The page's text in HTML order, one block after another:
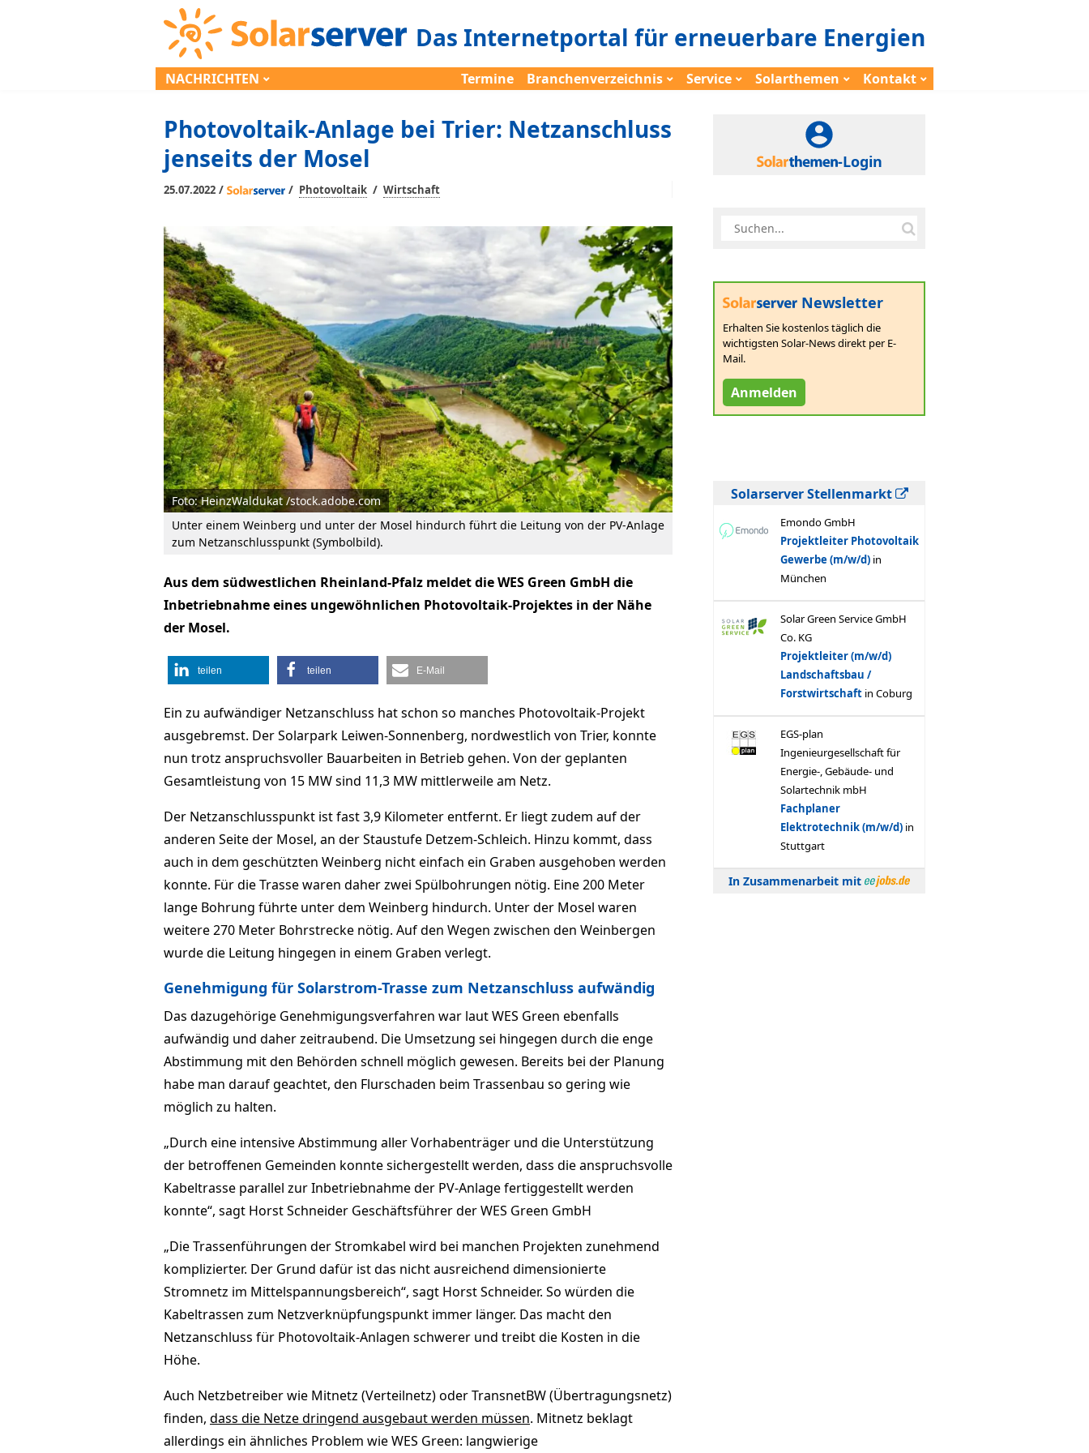
Das Internetportal für erneuerbare Energien
NACHRICHTEN Termine Branchenverzeichnis Service Solarthemen Kontakt
Photovoltaik-Anlage bei Trier: Netzanschluss
jenseits der Mosel
25.07.2022 / / Photovoltaik / Wirtschaft
Foto: HeinzWaldukat /stock.adobe.com
Unter einem Weinberg und unter der Mosel hindurch führt die Leitung von der PV-Anlage
zum Netzanschlusspunkt (Symbolbild).
Aus dem südwestlichen Rheinland-Pfalz meldet die WES Green GmbH die
Inbetriebnahme eines ungewöhnlichen Photovoltaik-Projektes in der Nähe
der Mosel.
teilen teilen E-Mail
Ein zu aufwändiger Netzanschluss hat schon so manches Photovoltaik-Projekt
ausgebremst. Der Solarpark Leiwen-Sonnenberg, nordwestlich von Trier, konnte
nun trotz anspruchsvoller Bauarbeiten in Betrieb gehen. Von der geplanten
Gesamtleistung von 15 MW sind 11,3 MW mittlerweile am Netz.
Der Netzanschlusspunkt ist fast 3,9 Kilometer entfernt. Er liegt zudem auf der
anderen Seite der Mosel, an der Staustufe Detzem-Schleich. Hinzu kommt, dass
auch in dem geschützten Weinberg nicht einfach ein Graben ausgehoben werden
konnte. Für die Trasse waren daher zwei Spülbohrungen nötig. Eine 200 Meter
lange Bohrung führte unter dem Weinberg hindurch. Unter der Mosel waren
weitere 270 Meter Bohrstrecke nötig. Auf den Wegen zwischen den Weinbergen
wurde die Leitung hingegen in einem Graben verlegt.
Genehmigung für Solarstrom-Trasse zum Netzanschluss aufwändig
Das dazugehörige Genehmigungsverfahren war laut WES Green ebenfalls
aufwändig und daher zeitraubend. Die Umsetzung sei hingegen durch die enge
Abstimmung mit den Behörden schnell möglich gewesen. Bereits bei der Planung
habe man darauf geachtet, den Flurschaden beim Trassenbau so gering wie
möglich zu halten.
„Durch eine intensive Abstimmung aller Vorhabenträger und die Unterstützung
der betroffenen Gemeinden konnte sichergestellt werden, dass die anspruchsvolle
Kabeltrasse parallel zur Inbetriebnahme der PV-Anlage fertiggestellt werden
konnte“, sagt Horst Schneider Geschäftsführer der WES Green GmbH
„Die Trassenführungen der Stromkabel wird bei manchen Projekten zunehmend
komplizierter. Der Grund dafür ist das nicht ausreichend dimensionierte
Stromnetz im Mittelspannungsbereich“, sagt Horst Schneider. So würden die
Kabeltrassen zum Netzverknüpfungspunkt immer länger. Das macht den
Netzanschluss für Photovoltaik-Anlagen schwerer und treibt die Kosten in die
Höhe.
Auch Netzbetreiber wie Mitnetz (Verteilnetz) oder TransnetBW (Übertragungsnetz)
finden, dass die Netze dringend ausgebaut werden müssen. Mitnetz beklagt
allerdings ein ähnliches Problem wie WES Green: langwierige
-Login
Newsletter
Erhalten Sie kostenlos täglich die
wichtigsten Solar-News direkt per E-
Mail.
Anmelden
Solarserver Stellenmarkt
In Zusammenarbeit mit